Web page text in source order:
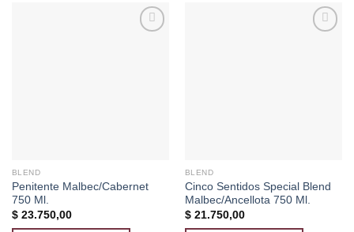
BLEND
Penitente Malbec/Cabernet
750 Ml.
$23.750,00
BLEND
Cinco Sentidos Special Blend
Malbec/Ancellota 750 Ml.
$21.750,00